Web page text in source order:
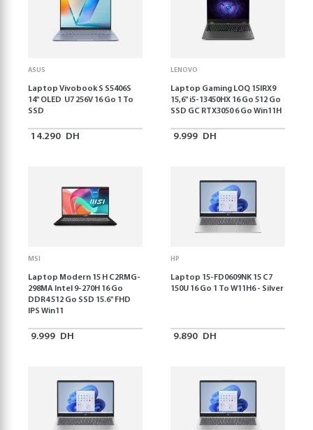
ASUS
Laptop Vivobook S S5406S
14" OLED U7 256V 16 Go 1 To
SSD
14.290 DH
LENOVO
Laptop Gaming LOQ 15IRX9
15,6'' i5-13450HX 16 Go 512 Go
SSD GC RTX3050 6 Go Win11H
9.999 DH
MSI
Laptop Modern 15 H C2RMG-
298MA Intel 9-270H 16 Go
DDR4 512 Go SSD 15.6" FHD
IPS Win11
9.999 DH
HP
Laptop 15-FD0609NK 15 C7
150U 16 Go 1 To W11H6 - Silver
9.890 DH